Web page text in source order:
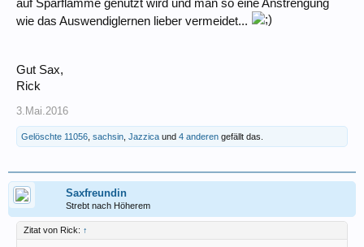
auf Sparflamme genutzt wird und man so eine Anstrengung
wie das Auswendiglernen lieber vermeidet...
Gut Sax,
Rick
3.Mai.2016
Gelöschte 11056 sachsin Jazzica und 4 anderen gefällt das.
Saxfreundin
Strebt nach Höherem
Zitat von Rick: ↑